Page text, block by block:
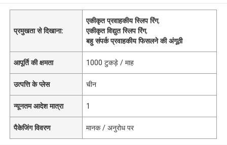
प्रमुखता से दिखाना:
एकीकृत प्रवाहकीय स्लिप रिंग,
एकीकृत विद्युत स्लिप रिंग,
बहु संपर्क प्रवाहकीय फिसलने की अंगूठी
आपूर्ति की क्षमता 1000 टुकड़े / माह
उत्पत्ति के प्लेस चीन
न्यूनतम आदेश मात्रा 1
पैकेजिंग विवरण मानक / अनुरोध पर